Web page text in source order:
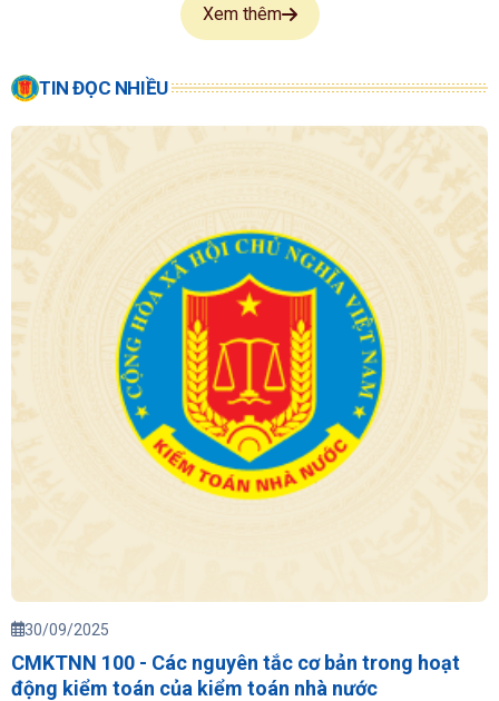
Xem thêm
TIN ĐỌC NHIỀU
30/09/2025
CMKTNN 100 - Các nguyên tắc cơ bản trong hoạt
động kiểm toán của kiểm toán nhà nước